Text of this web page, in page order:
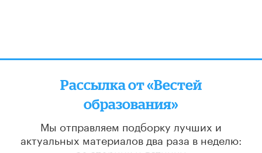
Рассылка от «Вестей
образования»
Мы отправляем подборку лучших и
актуальных материалов два раза в неделю: